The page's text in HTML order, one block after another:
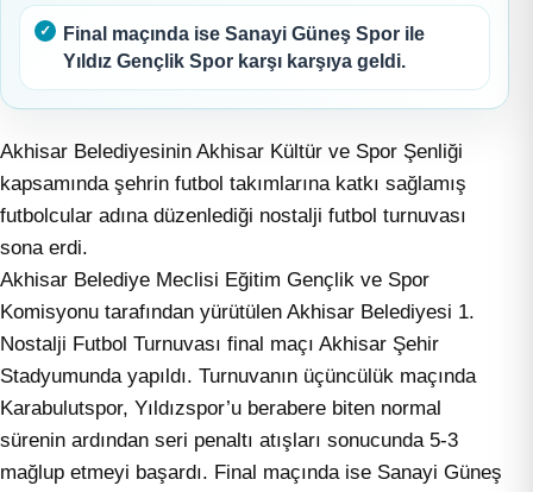
Final maçında ise Sanayi Güneş Spor ile
Yıldız Gençlik Spor karşı karşıya geldi.
Akhisar Belediyesinin Akhisar Kültür ve Spor Şenliği
kapsamında şehrin futbol takımlarına katkı sağlamış
futbolcular adına düzenlediği nostalji futbol turnuvası
sona erdi.
Akhisar Belediye Meclisi Eğitim Gençlik ve Spor
Komisyonu tarafından yürütülen Akhisar Belediyesi 1.
Nostalji Futbol Turnuvası final maçı Akhisar Şehir
Stadyumunda yapıldı. Turnuvanın üçüncülük maçında
Karabulutspor, Yıldızspor’u berabere biten normal
sürenin ardından seri penaltı atışları sonucunda 5-3
mağlup etmeyi başardı. Final maçında ise Sanayi Güneş